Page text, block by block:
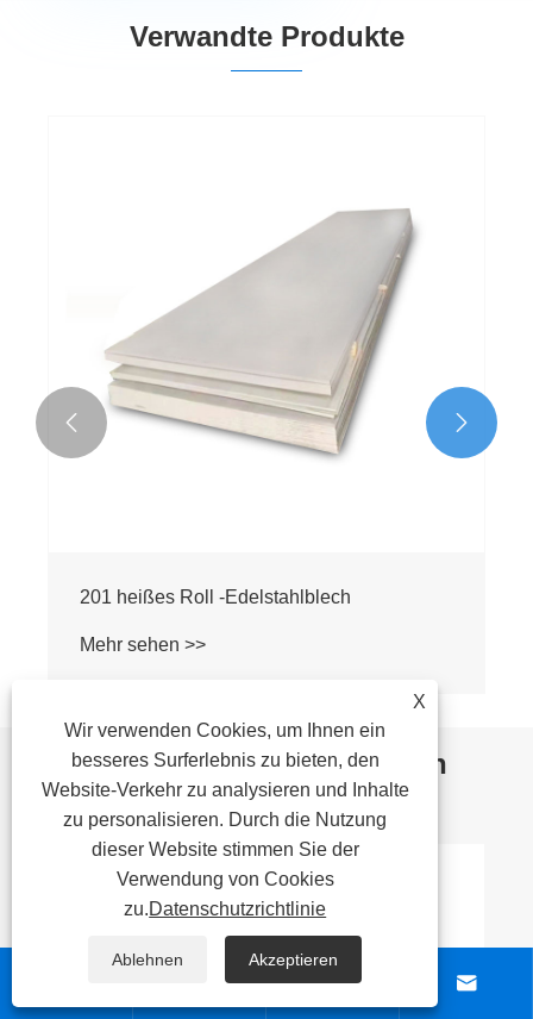
Verwandte Produkte
202 Heißer gerollter Edelstahlblech
Mehr sehen >>
 
Nachrichtenempfehlungen
 
X
Wir verwenden Cookies, um Ihnen ein
besseres Surferlebnis zu bieten, den
Website-Verkehr zu analysieren und Inhalte
zu personalisieren. Durch die Nutzung
dieser Website stimmen Sie der
Verwendung von Cookies
zu.Datenschutzrichtlinie
Ablehnen Akzeptieren